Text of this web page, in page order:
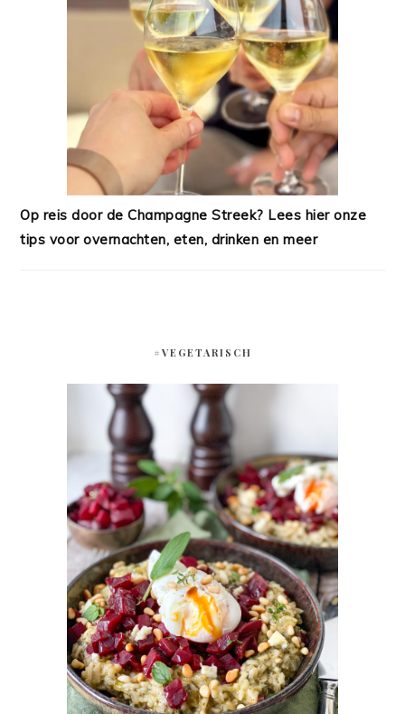
Op reis door de Champagne Streek? Lees hier onze
tips voor overnachten, eten, drinken en meer
#VEGETARISCH